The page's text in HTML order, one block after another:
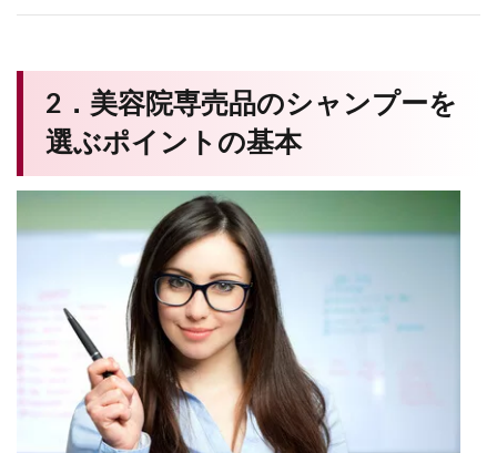
2．美容院専売品のシャンプーを
選ぶポイントの基本